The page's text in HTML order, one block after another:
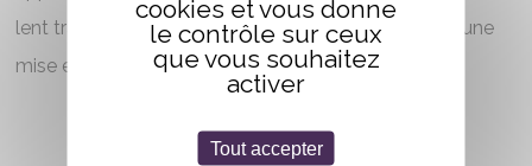
lent travail de croquis, puis de dessins pour finir par une
mise en couleur avec de la peinture. »
cookies et vous donne
le contrôle sur ceux
que vous souhaitez
activer
Tout accepter